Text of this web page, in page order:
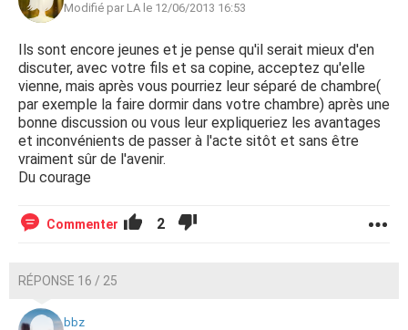
Modifié par LA le 12/06/2013 16:53
Ils sont encore jeunes et je pense qu'il serait mieux d'en
discuter, avec votre fils et sa copine, acceptez qu'elle
vienne, mais après vous pourriez leur séparé de chambre(
par exemple la faire dormir dans votre chambre) après une
bonne discussion ou vous leur expliqueriez les avantages
et inconvénients de passer à l'acte sitôt et sans être
vraiment sûr de l'avenir.
Du courage
Commenter 2
RÉPONSE 16 / 25
bbz